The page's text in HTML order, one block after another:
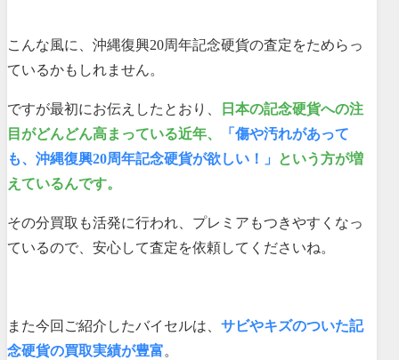
こんな風に、沖縄復興20周年記念硬貨の査定をためらっ
ているかもしれません。
ですが最初にお伝えしたとおり、
日本の記念硬貨への注
目がどんどん高まっている近年、
「傷や汚れがあって
も、沖縄復興20周年記念硬貨が欲しい！」
という方が増
えているんです。
その分買取も活発に行われ、プレミアもつきやすくなっ
ているので、安心して査定を依頼してくださいね。
また今回ご紹介したバイセルは、 サビやキズのついた記
念硬貨の買取実績が豊富。